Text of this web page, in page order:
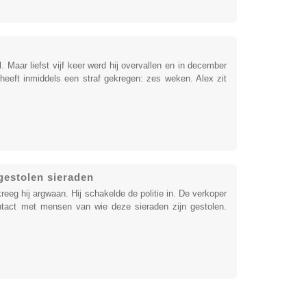
Maar liefst vijf keer werd hij overvallen en in december
inmiddels een straf gekregen: zes weken. Alex zit
sieraden
hij argwaan. Hij schakelde de politie in. De verkoper
met mensen van wie deze sieraden zijn gestolen.